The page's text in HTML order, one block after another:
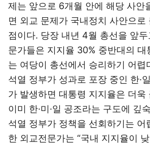
제는 앞으로 6개월 안에 해당 사안
면 외교 문제가 국내정치 사안으로
점이다. 당장 내년 4월 총선을 앞
문가들은 지지율 30% 중반대의 대
는 여당이 총선에서 승리하기 어렵
석열 정부가 성과로 포장 중인 한·
가 발생하면 대통령 지지율은 더욱
이미 한·미·일 공조라는 구도에 깊
석열 정부가 정책을 선회하기는 어
한 외교전문가는 “국내 지지율이